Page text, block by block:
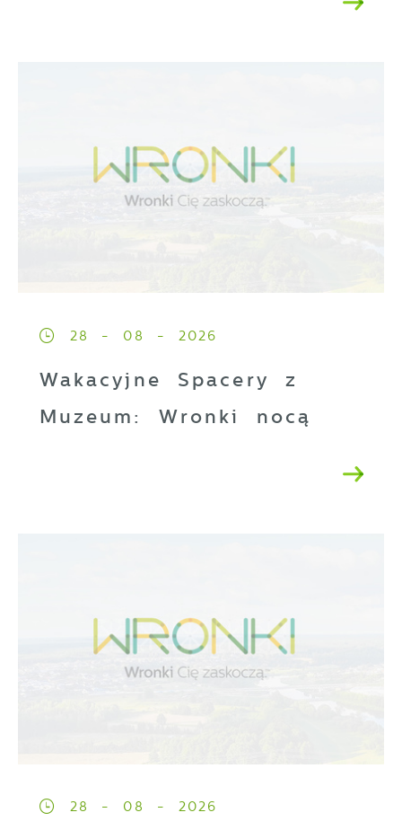
28 - 08 - 2026
Wakacyjne Spacery z
Muzeum: Wronki nocą
28 - 08 - 2026